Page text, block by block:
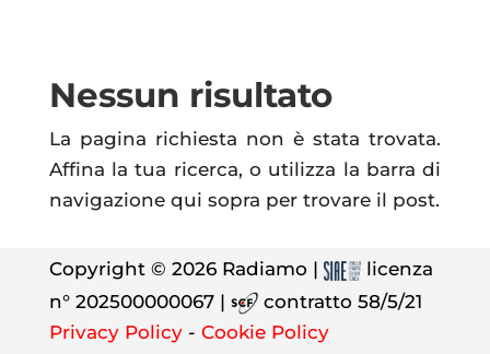
Nessun risultato
La pagina richiesta non è stata trovata.
Affina la tua ricerca, o utilizza la barra di
navigazione qui sopra per trovare il post.
Copyright © 2026 Radiamo |
licenza
n° 202500000067 |
contratto 58/5/21
Privacy Policy- Cookie Policy